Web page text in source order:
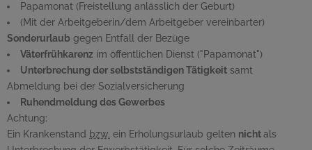
Papamonat (Freistellung anlässlich der Geburt)
(Mit der Arbeitgeberin/dem Arbeitgeber vereinbarter)
Sonderurlaub gegen Entfall der Bezüge
Väterfrühkarenz im öffentlichen Dienst ("Papamonat")
Unterbrechung der selbstständigen Tätigkeit samt
Abmeldung bei der Sozialversicherung
Ruhendmeldung des Gewerbes
Achtung:
Ein Krankenstand bzw. ein Erholungsurlaub gelten nichtals